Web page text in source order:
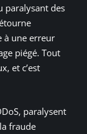
paralysant des
à une erreur
piégé. Tout
et c’est
paralysent
fraude